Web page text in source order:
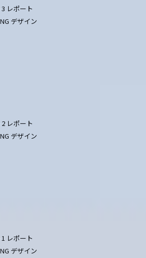
レポート
デザイン
レポート
デザイン
レポート
デザイン